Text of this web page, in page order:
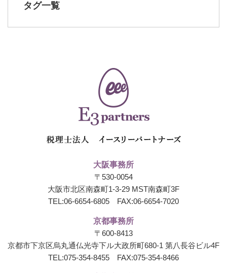
タグ一覧
大阪事務所
〒530-0054
大阪市北区南森町1-3-29 MST南森町3F
TEL:06-6654-6805 FAX:06-6654-7020
京都事務所
〒600-8413
京都市下京区烏丸通仏光寺下ル大政所町680-1 第八長谷ビル4F
TEL:075-354-8455 FAX:075-354-8466